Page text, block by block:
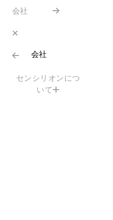
会社
会社
センシリオンにつ
いて